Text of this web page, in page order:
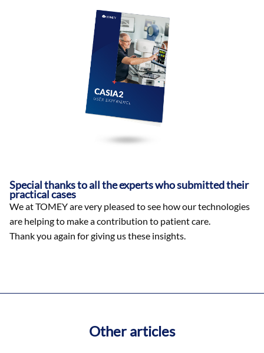
Special thanks to all the experts who submitted their
practical cases
We at TOMEY are very pleased to see how our technologies
are helping to make a contribution to patient care.
Thank you again for giving us these insights.
Other articles